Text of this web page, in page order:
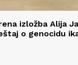
izložba Alija
o genocidu